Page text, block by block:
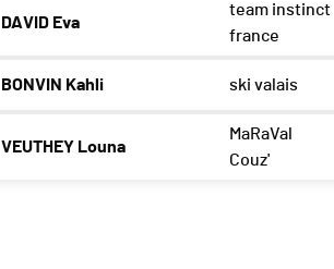
DAVID Eva
team instinct
france
BONVIN Kahli ski valais
VEUTHEY Louna
MaRaVal
Couz'